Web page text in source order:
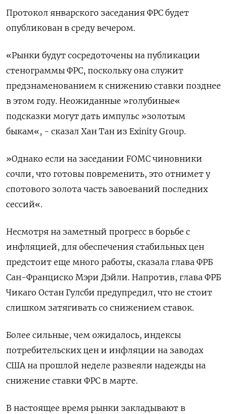
Протокол январского заседания ФРС будет
опубликован в среду вечером.
«Рынки будут сосредоточены на публикации
стенограммы ФРС, поскольку она служит
предзнаменованием к снижению ставки позднее
в этом году. Неожиданные »голубиные«
подсказки могут дать импульс »золотым
быкам«, - сказал Хан Тан из Exinity Group.
»Однако если на заседании FOMC чиновники
сочли, что готовы повременить, это отнимет у
спотового золота часть завоеваний последних
сессий«.
Несмотря на заметный прогресс в борьбе с
инфляцией, для обеспечения стабильных цен
предстоит еще много работы, сказала глава ФРБ
Сан-Франциско Мэри Дэйли. Напротив, глава ФРБ
Чикаго Остан Гулсби предупредил, что не стоит
слишком затягивать со снижением ставок.
Более сильные, чем ожидалось, индексы
потребительских цен и инфляции на заводах
США на прошлой неделе развеяли надежды на
снижение ставки ФРС в марте.
В настоящее время рынки закладывают в